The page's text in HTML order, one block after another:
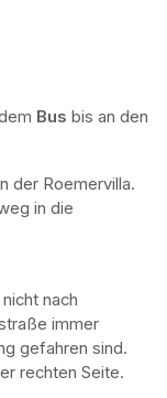
Bus bis an den
der Roemervilla.
in die
nach
immer
gefahren sind.
rechten Seite.